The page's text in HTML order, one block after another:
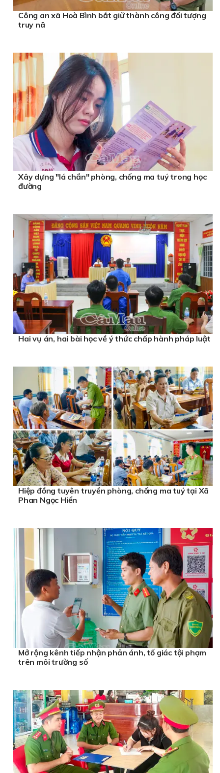
Công an xã Hoà Bình bắt giữ thành công đối tượng
truy nã
Xây dựng "lá chắn" phòng, chống ma tuý trong học
đường
Hai vụ án, hai bài học về ý thức chấp hành pháp luật
Hiệp đồng tuyên truyền phòng, chống ma tuý tại Xã
Phan Ngọc Hiển
Mở rộng kênh tiếp nhận phản ánh, tố giác tội phạm
trên môi trường số